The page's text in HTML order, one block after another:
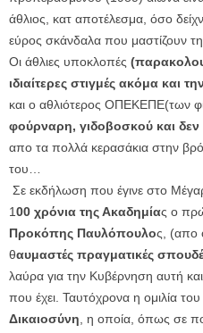
άθλιος, κατ αποτέλεσμα, όσο
εύρος σκάνδαλα που μαστίζουν
Οι άθλιες υποκλοπές
ιδιαίτερες στιγμές ακόμα και
και ο αθλιότερος ΟΠΕΚΕΠΕ(των
φούρναρη, γιδοβοσκού και δεν
απο τα πολλά κερασάκια στην
του…
Σε εκδήλωση που έγινε στο
100 χρόνια της Ακαδημίας ο
Προκόπης Παυλόπουλος, (απο
θαυμαστές πραγματικές
λαύρα για την Κυβέρνηση αυτή
που έχει. Ταυτόχρονα η ομιλία του
Δικαιοσύνη, η οποία, όπως σε